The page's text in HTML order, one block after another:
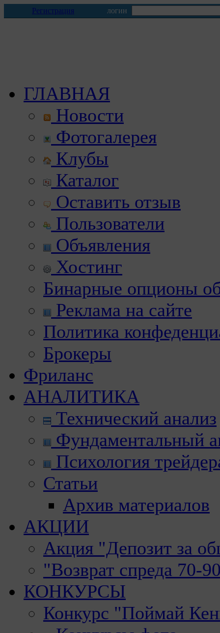
Регистрация логин
ГЛАВНАЯ
Новости
Фотогалерея
Клубы
Каталог
Оставить отзыв
Пользователи
Объявления
Хостинг
Бинарные опционы
Реклама на сайте
Политика
Брокеры
Фриланс
АНАЛИТИКА
Технический анализ
Фундаментальный
Психология
Статьи
Архив материалов
АКЦИИ
Акция "Депозит за
"Возврат спреда 70-
КОНКУРСЫ
Конкурс "Поймай